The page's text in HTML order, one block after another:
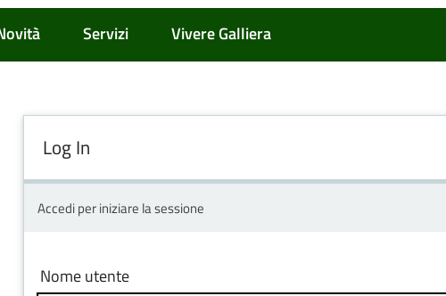
Servizi Vivere Galliera
Log In
Accedi per iniziare la sessione
Nome utente